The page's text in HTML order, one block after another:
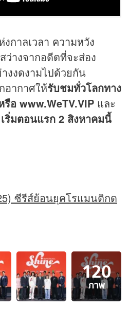
กาลเวลา ความหวัง
ว่างจากอดีตที่จะส่อง
งงดงามไปด้วยกัน
อากาศให้รับชมทั่วโลกทาง
อ www.WeTV.VIP และ
เริ่มตอนแรก 2 สิงหาคมนี้
ซีรีส์ย้อนยุคโรแมนติกด
120
ภาพ